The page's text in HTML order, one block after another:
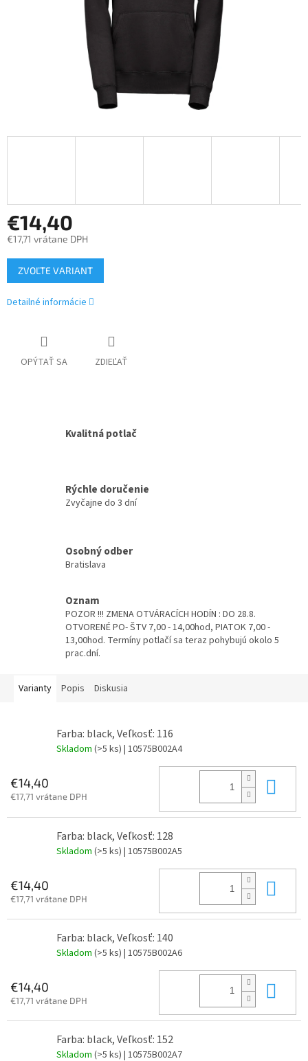
€14,40
€17,71 vrátane DPH
Jednotková
cena:
ZVOĽTE VARIANT
Detailné informácie
OPÝTAŤ SA ZDIEĽAŤ
Kvalitná potlač
Rýchle doručenie
Zvyčajne do 3 dní
Osobný odber
Bratislava
Oznam
POZOR !!! ZMENA OTVÁRACÍCH HODÍN : DO 28.8.
OTVORENÉ PO- ŠTV 7,00 - 14,00hod, PIATOK 7,00 -
13,00hod. Termíny potlačí sa teraz pohybujú okolo 5
prac.dní.
Varianty Popis Diskusia
Farba: black, Veľkosť: 116
Skladom (>5 ks) | 10575B002A4
€14,40
€17,71 vrátane DPH
Farba: black, Veľkosť: 128
Skladom (>5 ks) | 10575B002A5
€14,40
€17,71 vrátane DPH
Farba: black, Veľkosť: 140
Skladom (>5 ks) | 10575B002A6
€14,40
€17,71 vrátane DPH
Farba: black, Veľkosť: 152
Skladom (>5 ks) | 10575B002A7